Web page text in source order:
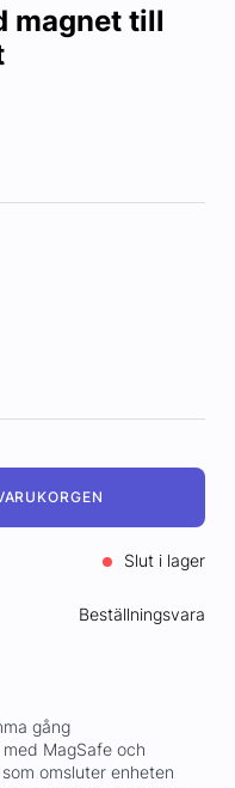
magnet till
Slut i lager
Beställningsvara
gång
MagSafe och
omsluter enheten